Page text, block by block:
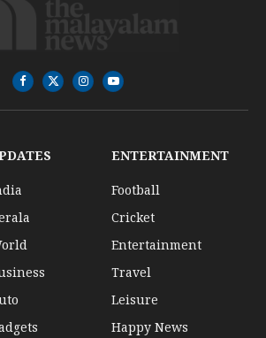
Facebook
X
(Twitter)
InstagramYouTube
ENTERTAINMENT
Football
Cricket
Entertainment
Travel
Leisure
Happy News